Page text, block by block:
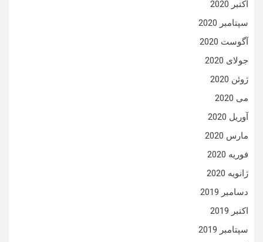
اکتبر 2020
سپتامبر 2020
آگوست 2020
جولای 2020
ژوئن 2020
می 2020
آوریل 2020
مارس 2020
فوریه 2020
ژانویه 2020
دسامبر 2019
اکتبر 2019
سپتامبر 2019